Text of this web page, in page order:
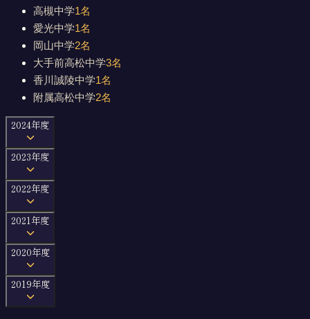
高槻中学1名
愛光中学1名
岡山中学2名
大手前高松中学3名
香川誠陵中学1名
附属高松中学2名
2024年度
2023年度
2022年度
2021年度
2020年度
2019年度